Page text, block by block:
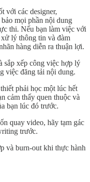
với các designer,
mọi phần nội dung
thi. Nếu bạn làm việc với
xử lý thông tin và đàm
hàng diễn ra thuận lợi.
sắp xếp công việc hợp lý
việc đăng tải nội dung.
phải học một lúc hết
cảm thấy quen thuộc và
bạn lúc đó trước.
quay video, hãy tạm gác
trước.
và burn-out khi thực hành